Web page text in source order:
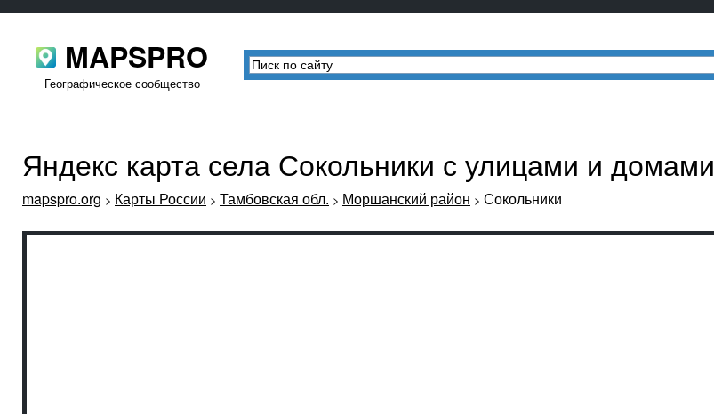
MAPSPRO
Географическое сообщество
Яндекс карта села Сокольники с улицами и домами
mapspro.org > Карты России > Тамбовская обл. > Моршанский район > Сокольники